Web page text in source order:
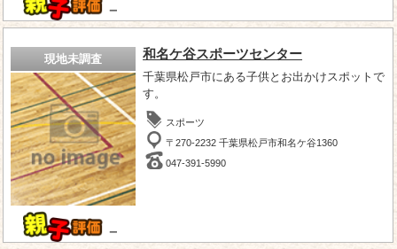
－
現地未調査
－
和名ケ谷スポーツセンター
千葉県松戸市にある子供とお出かけスポットで
す。
スポーツ
〒270-2232 千葉県松戸市和名ケ谷1360
047-391-5990